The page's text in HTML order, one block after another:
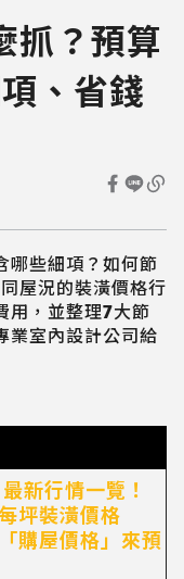
抓？預算
、省錢
哪些細項？如何節
屋況的裝潢價格行
用，並整理7大節
業室內設計公司給
新行情一覽！
坪裝潢價格
購屋價格」來預